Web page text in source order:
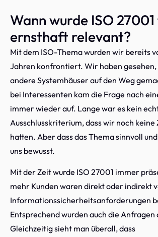
Wann wurde ISO
ernsthaft relevant?
Mit dem ISO-Thema wurden wir bereits
Jahren konfrontiert. Wir haben gesehen,
andere Systemhäuser auf den Weg
bei Interessenten kam die Frage nach
immer wieder auf. Lange war es kein
Ausschlusskriterium, dass wir noch
hatten. Aber dass das Thema sinnvoll
uns bewusst.
Mit der Zeit wurde ISO 27001 immer
mehr Kunden waren direkt oder indirekt
Informationssicherheitsanforderungen
Entsprechend wurden auch die Anfragen
Gleichzeitig sieht man überall, dass